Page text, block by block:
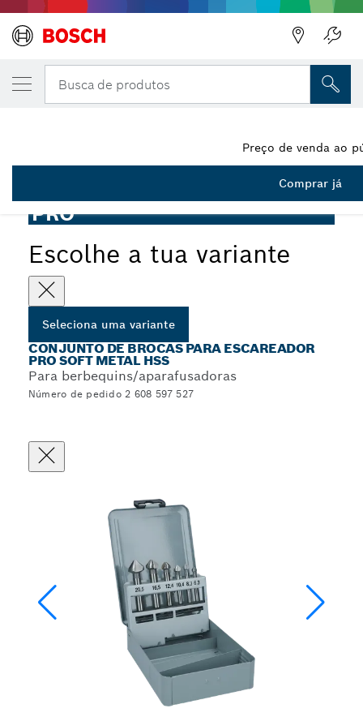
Busca de produtos
PRO
Escolhe a tua variante
Seleciona uma variante
CONJUNTO DE BROCAS PARA ESCAREADOR
PRO SOFT METAL HSS
Para berbequins/aparafusadoras
Número de pedido 2 608 597 527
A VARIANTE QUE SELECIONASTE
Conjunto de brocas para escareador PRO
2 608 597 527
Preço de venda ao
Comprar já